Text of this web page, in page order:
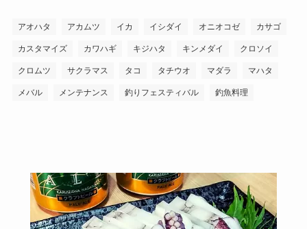
アオハタ アカムツ イカ イシダイ オニオコゼ カサゴ
カスタマイズ カワハギ キジハタ キンメダイ クロソイ
クロムツ サクラマス タコ タチウオ マダラ マハタ
メバル メンテナンス 釣りフェスティバル 釣魚料理